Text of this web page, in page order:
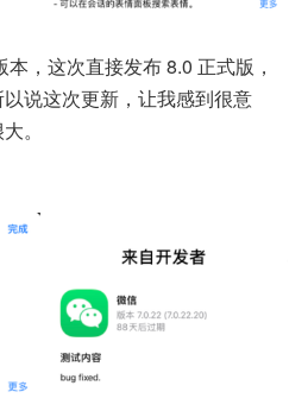
，这次直接发布 8.0 正式版，
说这次更新，让我感到很意
。